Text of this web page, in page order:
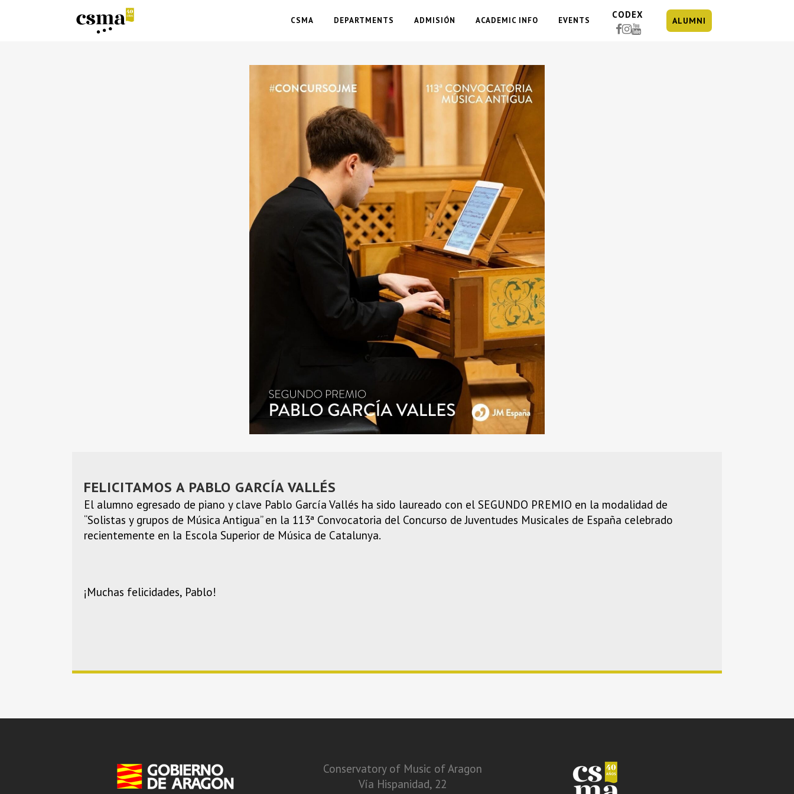
CSMA DEPARTMENTS ADMISIÓN ACADEMIC INFO EVENTS
CODEX
ALUMNI
FELICITAMOS A PABLO GARCÍA VALLÉS
El alumno egresado de piano y clave Pablo García Vallés ha sido laureado con el SEGUNDO PREMIO en la modalidad de
“Solistas y grupos de Música Antigua” en la 113ª Convocatoria del Concurso de Juventudes Musicales de España celebrado
recientemente en la Escola Superior de Música de Catalunya.
¡Muchas felicidades, Pablo!
Conservatory of Music of Aragon
Vía Hispanidad, 22